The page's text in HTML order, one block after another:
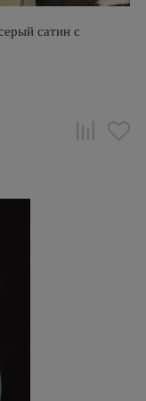
сатин с